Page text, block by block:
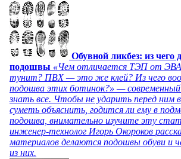
Обувной ликбез: из чего
подошвы «Чем отличается ТЭП от
тунит? ПВХ — это же клей? Из чего
подошва этих ботинок?» — современный
знать все. Чтобы не ударить перед ним в
суметь объяснить, годится ли ему в
подошва, внимательно изучите эту
инженер-технолог Игорь Окороков
материалов делаются подошвы обуви и
из них.